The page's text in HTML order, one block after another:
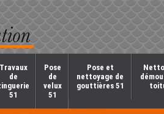
Travaux
de
51
Pose
de
velux
51
Pose et
nettoyage de
gouttières 51